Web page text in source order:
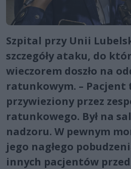
Szpital przy Unii
szczegóły ataku, do
wieczorem doszło na
ratunkowym. – Pacjent
przywieziony przez
ratunkowego. Był na
nadzoru. W pewnym
jego nagłego
innych pacjentów